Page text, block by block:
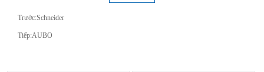
Trước:Schneider
Tiếp:AUBO